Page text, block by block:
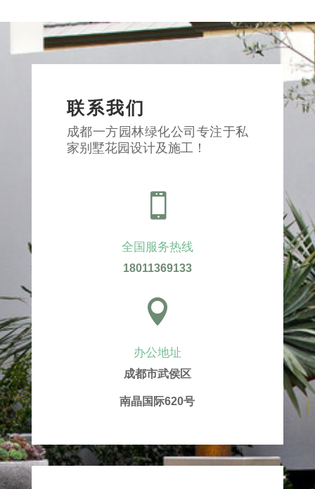
联系我们
成都一方园林绿化公司专注于私
家别墅花园设计及施工！

全国服务热线
18011369133

办公地址
成都市武侯区
南晶国际620号